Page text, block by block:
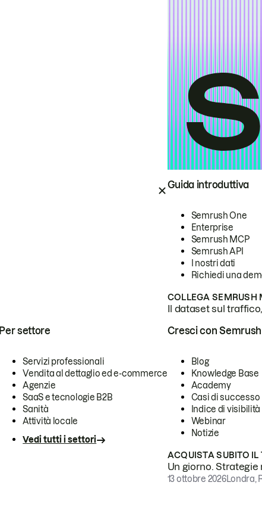
Guida introduttiva
Semrush One
Enterprise
Semrush MCP
Semrush API
I nostri dati
Richiedi una
COLLEGA SEMRUSH
Il dataset sul
Per settore
Servizi professionali
Vendita al dettaglio ed e-commerce
Agenzie
SaaS e tecnologie B2B
Sanità
Attività locale
Vedi tutti i settori
Cresci con Semrush
Blog
Knowledge Base
Academy
Casi di successo
Indice di visibilità
Webinar
Notizie
ACQUISTA SUBITO IL
Un giorno.
13 ottobre 2026Londra,